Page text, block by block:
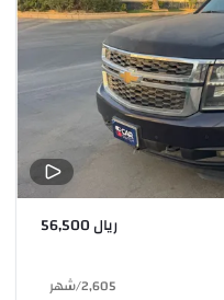
ريال 56,500
2,605
/شهر